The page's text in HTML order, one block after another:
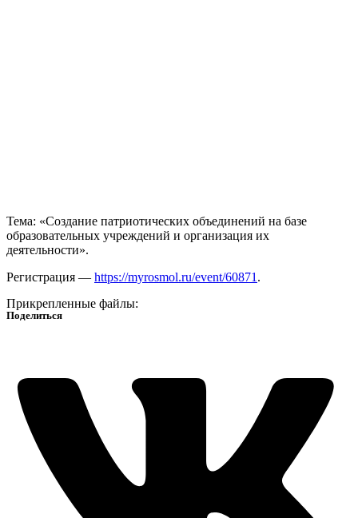
Тема: «Создание патриотических объединений на базе
образовательных учреждений и организация их
деятельности».
Регистрация — https://myrosmol.ru/event/60871 .
Прикрепленные файлы:
Поделиться